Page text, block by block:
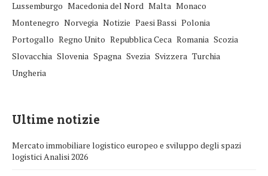
Lussemburgo Macedonia del Nord Malta Monaco
Montenegro Norvegia Notizie Paesi Bassi Polonia
Portogallo Regno Unito Repubblica Ceca Romania Scozia
Slovacchia Slovenia Spagna Svezia Svizzera Turchia
Ungheria
Ultime notizie
Mercato immobiliare logistico europeo e sviluppo degli spazi
logistici Analisi 2026